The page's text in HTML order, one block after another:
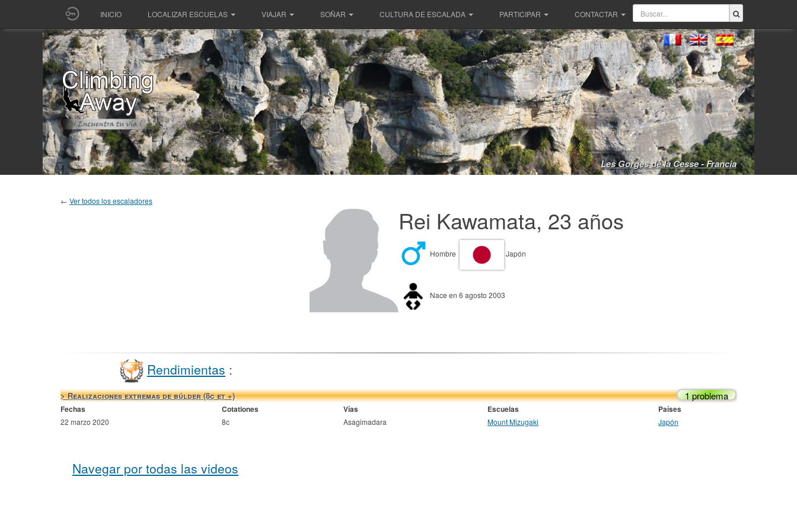
INICIO LOCALIZAR ESCUELAS VIAJAR SOÑAR CULTURA DE ESCALADA PARTICIPAR CONTACTAR
Les Gorges de la Cesse - Francia
← Ver todos los escaladores
Rei Kawamata, 23 años
Hombre Japón
Nace en 6 agosto 2003
Rendimientas :
> Realizaciones extremas de búlder (8c et +) 1 problema
Fechas Cotationes Vías Escuelas Países
22 marzo 2020 8c Asagimadara Mount Mizugaki Japón
Navegar por todas las videos